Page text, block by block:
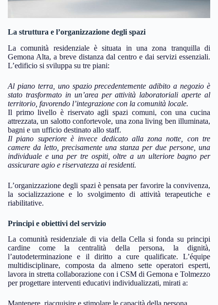
La struttura e l’organizzazione degli spazi
La comunità residenziale è situata in una zona tranquilla di
Gemona Alta, a breve distanza dal centro e dai servizi essenziali.
L’edificio si sviluppa su tre piani:
Al piano terra, uno spazio precedentemente adibito a negozio è
stato trasformato in un’area per attività laboratoriali aperte al
territorio, favorendo l’integrazione con la comunità locale.
Il primo livello è riservato agli spazi comuni, con una cucina
attrezzata, un salotto confortevole, una zona living ben illuminata,
bagni e un ufficio destinato allo staff.
Il piano superiore è invece dedicato alla zona notte, con tre
camere da letto, precisamente una stanza per due persone, una
individuale e una per tre ospiti, oltre a un ulteriore bagno per
assicurare agio e riservatezza ai residenti.
L’organizzazione degli spazi è pensata per favorire la convivenza,
la socializzazione e lo svolgimento di attività terapeutiche e
riabilitative.
Principi e obiettivi del servizio
La comunità residenziale di via della Cella si fonda su principi
cardine come la centralità della persona, la dignità,
l’autodeterminazione e il diritto a cure qualificate. L’équipe
multidisciplinare, composta da almeno sette operatori esperti,
lavora in stretta collaborazione con i CSM di Gemona e Tolmezzo
per progettare interventi educativi individualizzati, mirati a: